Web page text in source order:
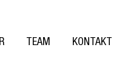
TEAM KONTAKT